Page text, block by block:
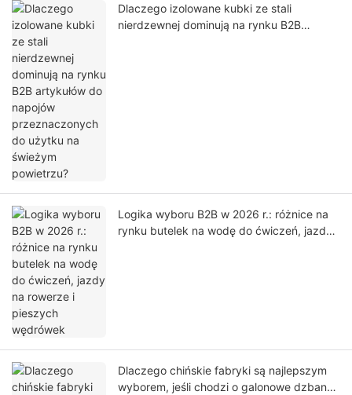
Dlaczego izolowane kubki ze stali
nierdzewnej dominują na rynku B2B
Logika wyboru B2B w 2026 r.: różnice na
rynku butelek na wodę do ćwiczeń, jazdy
Dlaczego chińskie fabryki są najlepszym
wyborem, jeśli chodzi o galonowe dzbanki